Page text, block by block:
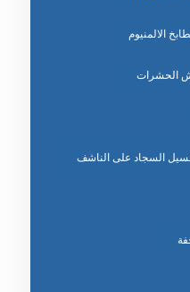
الالمنيوم
الحشرات
السجاد على الناشف